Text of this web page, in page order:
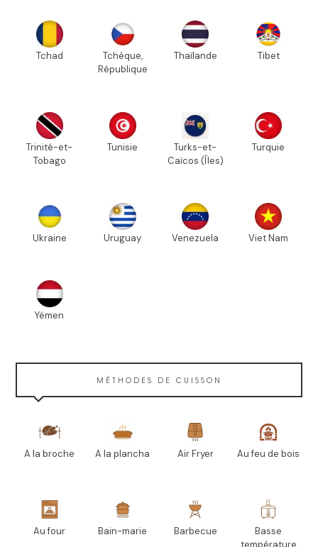
Tchad
Tchèque,
République
Thaïlande Tibet
Trinité-et-
Tobago
Tunisie
Turks-et-
Caïcos (Îles)
Turquie
Ukraine Uruguay Venezuela Viet Nam
Yémen
MÉTHODES DE CUISSON
A la broche A la plancha Air Fryer Au feu de bois
Au four Bain-marie Barbecue
Basse